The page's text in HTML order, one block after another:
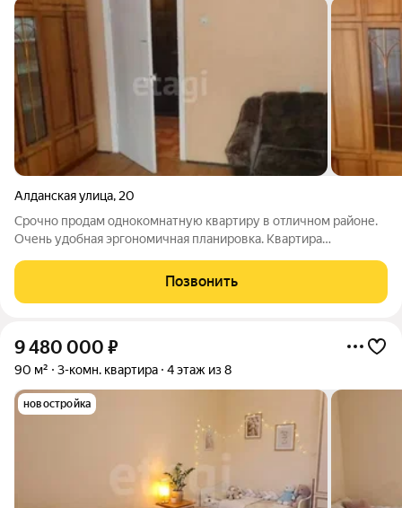
Алданская улица, 20
Срочно продам однокомнатную квартиру в отличном районе.
Очень удобная эргономичная планировка. Квартира
Кухня большая со спальным местом. В шаговой доступности
вся инфраструктура, поликлиника,
Позвонить
9 480 000 ₽
90 м² 3-комн. квартира 4 этаж из 8
новостройка